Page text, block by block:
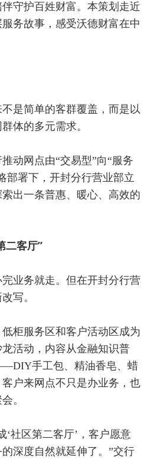
守护百姓财富。本策划走近
务故事，感受沃德财富在中
是简单的客群覆盖，而是以
体的多元需求。
动网点由“交易型”向“服务
部署下，开封分行营业部立
出一条普惠、暖心、高效的
二客厅”
业务就走。但在开封分行营
写。
柜服务区和客户活动区成为
活动，内容从金融知识普
手工包、精油香皂、蜡
户来网点不只是办业务，也
。
‘社区第二客厅’，客户愿意
深度自然就延伸了。”交行